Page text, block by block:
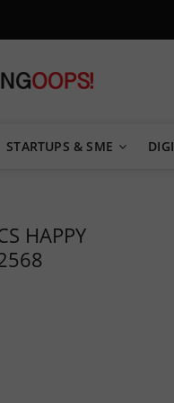
STARTUPS & SME
HAPPY